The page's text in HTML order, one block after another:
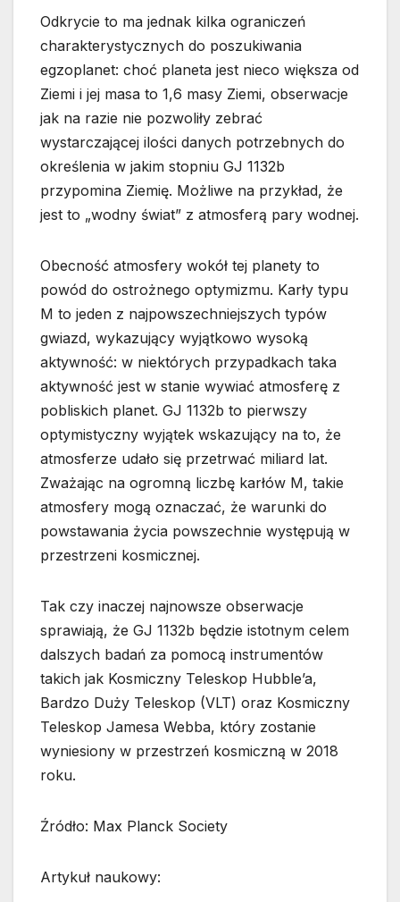
Odkrycie to ma jednak kilka ograniczeń
charakterystycznych do poszukiwania
egzoplanet: choć planeta jest nieco większa od
Ziemi i jej masa to 1,6 masy Ziemi, obserwacje
jak na razie nie pozwoliły zebrać
wystarczającej ilości danych potrzebnych do
określenia w jakim stopniu GJ 1132b
przypomina Ziemię. Możliwe na przykład, że
jest to „wodny świat” z atmosferą pary wodnej.
Obecność atmosfery wokół tej planety to
powód do ostrożnego optymizmu. Karły typu
M to jeden z najpowszechniejszych typów
gwiazd, wykazujący wyjątkowo wysoką
aktywność: w niektórych przypadkach taka
aktywność jest w stanie wywiać atmosferę z
pobliskich planet. GJ 1132b to pierwszy
optymistyczny wyjątek wskazujący na to, że
atmosferze udało się przetrwać miliard lat.
Zważając na ogromną liczbę karłów M, takie
atmosfery mogą oznaczać, że warunki do
powstawania życia powszechnie występują w
przestrzeni kosmicznej.
Tak czy inaczej najnowsze obserwacje
sprawiają, że GJ 1132b będzie istotnym celem
dalszych badań za pomocą instrumentów
takich jak Kosmiczny Teleskop Hubble’a,
Bardzo Duży Teleskop (VLT) oraz Kosmiczny
Teleskop Jamesa Webba, który zostanie
wyniesiony w przestrzeń kosmiczną w 2018
roku.
Źródło: Max Planck Society
Artykuł naukowy: